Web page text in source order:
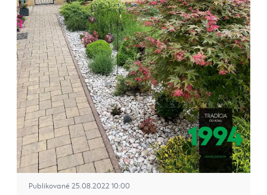
Publikované 25.08.2022 10:00